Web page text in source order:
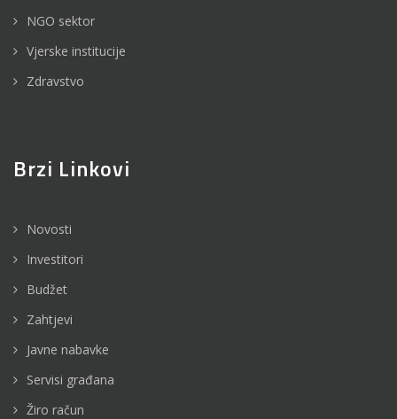
NGO sektor
Vjerske institucije
Zdravstvo
Brzi Linkovi
Novosti
Investitori
Budžet
Zahtjevi
Javne nabavke
Servisi građana
Žiro račun